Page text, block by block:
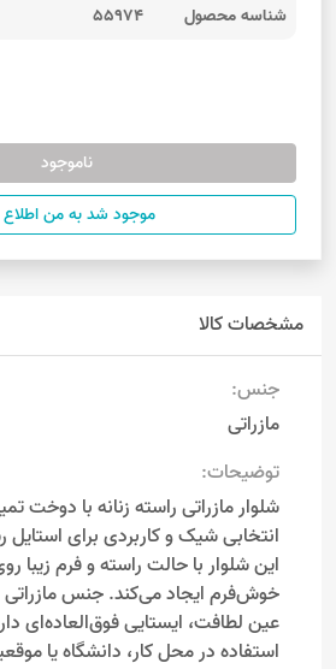
شناسه محصول 55974
ناموجود
موجود شد به من اطلاع
مشخصات کالا
جنس:
مازراتی
توضیحات:
شلوار مازراتی راسته زنانه با دوخت
انتخابی شیک و کاربردی برای
این شلوار با حالت راسته و فرم زیبا
خوش‌فرم ایجاد می‌کند. جنس مازراتی
عین لطافت، ایستایی فوق‌العاده‌ای
استفاده در محل کار، دانشگاه یا